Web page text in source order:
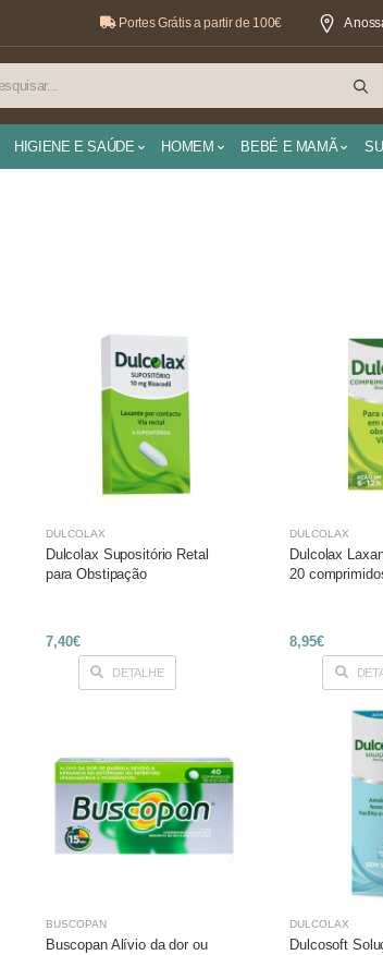
Portes Grátis a partir de 100€ A
HIGIENE E SAÚDE HOMEM BEBÉ E MAMÃ
DULCOLAX
Dulcolax Supositório Retal
para Obstipação
7,40€
DETALHE
DULCOLAX
Dulcolax
20
8,95€
BUSCOPAN
Buscopan Alívio da dor ou
DULCOLAX
Dulcosoft